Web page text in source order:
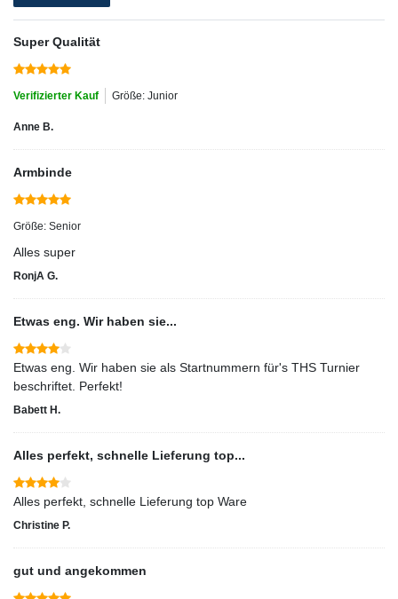
Super Qualität
Verifizierter Kauf Größe: Junior
Anne B.
Armbinde
Größe: Senior
Alles super
RonjA G.
Etwas eng. Wir haben sie...
Etwas eng. Wir haben sie als Startnummern für's THS Turnier
beschriftet. Perfekt!
Babett H.
Alles perfekt, schnelle Lieferung top...
Alles perfekt, schnelle Lieferung top Ware
Christine P.
gut und angekommen